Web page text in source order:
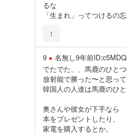
るな
「生まれ」ってつけるの
1
9 名無し9年前
でたでた、、馬鹿のひとつ
放射能で勝った〜と思って
韓国人の人達は馬鹿のひ
奥さんや彼女が下手なら
本をプレゼントしたり、
家電を購入するとか。